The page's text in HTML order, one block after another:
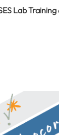
Lab Training